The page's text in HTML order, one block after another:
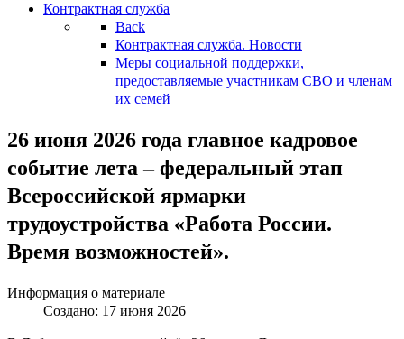
Контрактная служба
Back
Контрактная служба. Новости
Меры социальной поддержки,
предоставляемые участникам СВО и членам
их семей
26 июня 2026 года главное кадровое
событие лета – федеральный этап
Всероссийской ярмарки
трудоустройства «Работа России.
Время возможностей».
Информация о материале
Создано: 17 июня 2026